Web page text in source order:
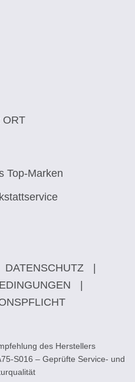
ORT
Top-Marken
DATENSCHUTZ
des Herstellers
S016 – Geprüfte Service- und